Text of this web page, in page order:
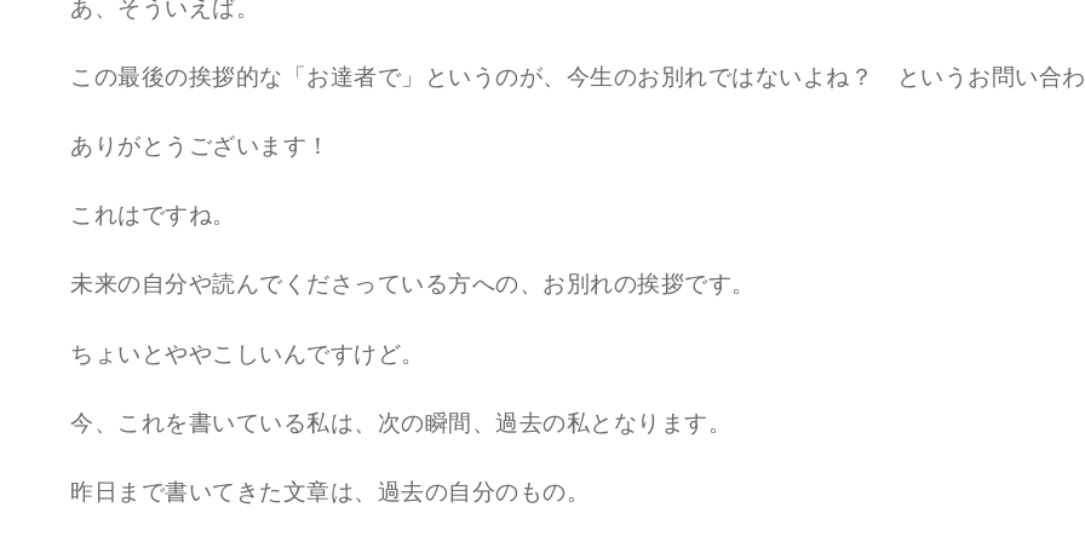
あ、そういえば。
この最後の挨拶的な「お達者で」というのが、今生のお別れではないよね？ というお問い合わ
ありがとうございます！
これはですね。
未来の自分や読んでくださっている方への、お別れの挨拶です。
ちょいとややこしいんですけど。
今、これを書いている私は、次の瞬間、過去の私となります。
昨日まで書いてきた文章は、過去の自分のもの。